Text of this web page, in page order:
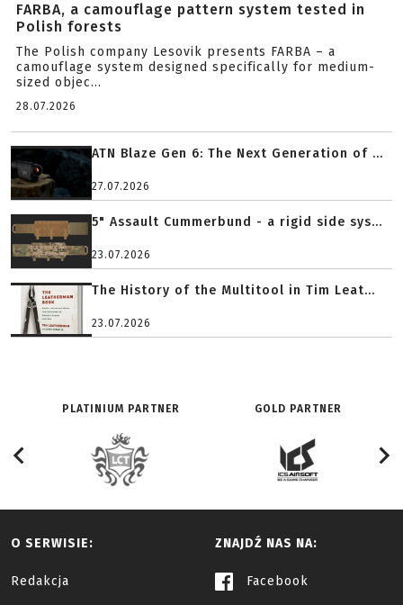
FARBA, a camouflage pattern system tested in
Polish forests
The Polish company Lesovik presents FARBA – a
camouflage system designed specifically for medium-
sized objec...
28.07.2026
ATN Blaze Gen 6: The Next Generation of ...
27.07.2026
5" Assault Cummerbund - a rigid side sys...
23.07.2026
The History of the Multitool in Tim Leat...
23.07.2026
PLATINIUM PARTNER GOLD PARTNER
O SERWISIE:
Redakcja
ZNAJDŹ NAS NA:
Facebook